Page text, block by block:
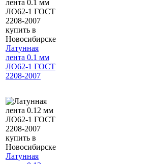
Латунная
лента 0.1 мм
ЛО62-1 ГОСТ
2208-2007
Латунная